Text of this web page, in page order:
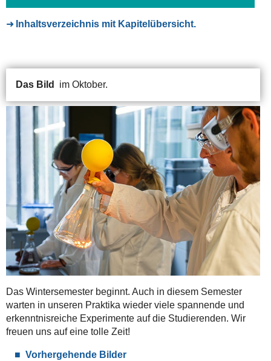
Inhaltsverzeichnis mit Kapitelübersicht.
Das Bild im Oktober.
Das Wintersemester beginnt. Auch in diesem Semester
warten in unseren Praktika wieder viele spannende und
erkenntnisreiche Experimente auf die Studierenden. Wir
freuen uns auf eine tolle Zeit!
Vorhergehende Bilder